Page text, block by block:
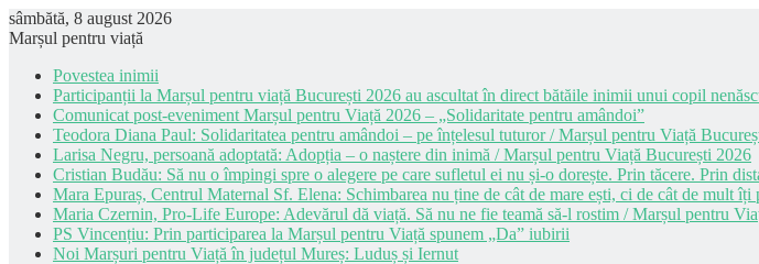
sâmbătă, 8 august 2026
Marșul pentru viață
Povestea inimii
Participanții la Marșul pentru viață București 2026 au ascultat în direct bătăile inimii unui copil
Comunicat post-eveniment Marșul pentru Viață 2026 – „Solidaritate pentru amândoi”
Teodora Diana Paul: Solidaritatea pentru amândoi – pe înțelesul tuturor / Marșul pentru Viață
Larisa Negru, persoană adoptată: Adopția – o naștere din inimă / Marșul pentru Viață București 2026
Cristian Budău: Să nu o împingi spre o alegere pe care sufletul ei nu și-o dorește. Prin tăcere. Prin
Mara Epuraș, Centrul Maternal Sf. Elena: Schimbarea nu ține de cât de mare ești, ci de cât de mult
Maria Czernin, Pro-Life Europe: Adevărul dă viață. Să nu ne fie teamă să-l rostim / Marșul pentru
PS Vincențiu: Prin participarea la Marșul pentru Viață spunem „Da” iubirii
Noi Marșuri pentru Viață în județul Mureș: Luduș și Iernut